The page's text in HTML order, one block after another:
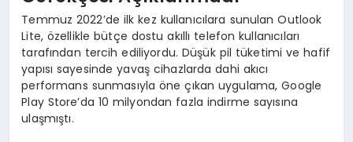
Temmuz 2022’de ilk kez kullanıcılara sunulan Outlook
Lite, özellikle bütçe dostu akıllı telefon kullanıcıları
tarafından tercih ediliyordu. Düşük pil tüketimi ve hafif
yapısı sayesinde yavaş cihazlarda dahi akıcı
performans sunmasıyla öne çıkan uygulama, Google
Play Store’da 10 milyondan fazla indirme sayısına
ulaşmıştı.